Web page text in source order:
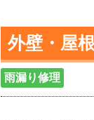
外壁・屋
雨漏り修理